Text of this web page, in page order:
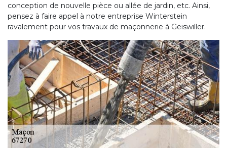
conception de nouvelle pièce ou allée de jardin, etc. Ainsi,
pensez à faire appel à notre entreprise Winterstein
ravalement pour vos travaux de maçonnerie à Geiswiller.